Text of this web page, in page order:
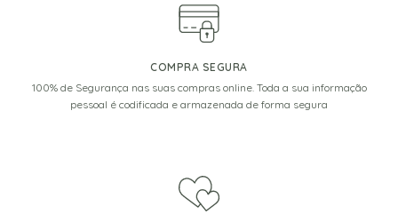
COMPRA SEGURA
100% de Segurança nas suas compras online. Toda a sua informação
pessoal é codificada e armazenada de forma segura